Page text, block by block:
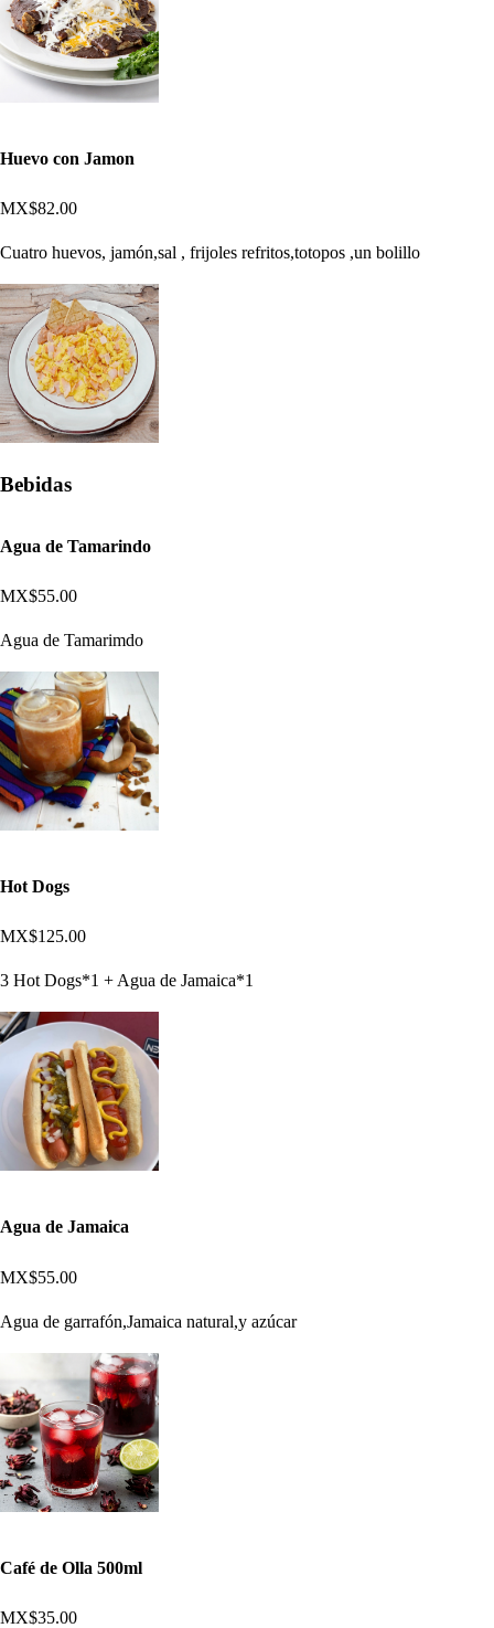
Huevo con Jamon
MX$82.00
Cuatro huevos, jamón,sal , frijoles refritos,totopos ,un bolillo
Bebidas
Agua de Tamarindo
MX$55.00
Agua de Tamarimdo
Hot Dogs
MX$125.00
3 Hot Dogs*1 + Agua de Jamaica*1
Agua de Jamaica
MX$55.00
Agua de garrafón,Jamaica natural,y azúcar
Café de Olla 500ml
MX$35.00